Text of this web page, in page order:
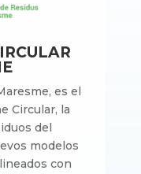
es el
Circular, la
del
modelos
con